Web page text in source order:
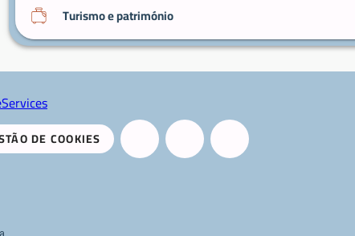
Turismo e património
DE COOKIES